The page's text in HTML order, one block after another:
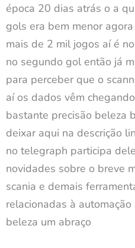
época 20 dias atrás o a
gols era bem menor
mais de 2 mil jogos aí é
no segundo gol então já
para perceber que o
aí os dados vêm
bastante precisão beleza
deixar aqui na descrição
no telegraph participa
novidades sobre o breve
scania e demais
relacionadas à
beleza um abraço